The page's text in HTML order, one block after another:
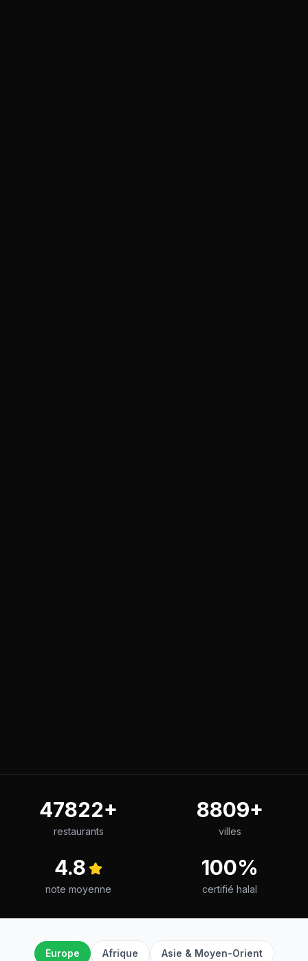
47822+
restaurants
8809+
villes
4.8
note moyenne
100%
certifié halal
Europe Afrique Asie & Moyen-Orient